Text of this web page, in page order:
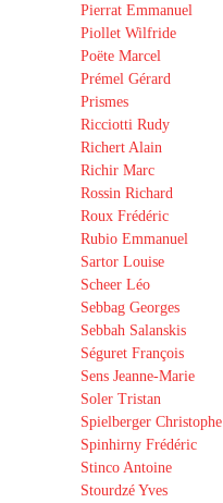
Pierrat Emmanuel
Piollet Wilfride
Poëte Marcel
Prémel Gérard
Prismes
Ricciotti Rudy
Richert Alain
Richir Marc
Rossin Richard
Roux Frédéric
Rubio Emmanuel
Sartor Louise
Scheer Léo
Sebbag Georges
Sebbah Salanskis
Séguret François
Sens Jeanne-Marie
Soler Tristan
Spielberger Christophe
Spinhirny Frédéric
Stinco Antoine
Stourdzé Yves